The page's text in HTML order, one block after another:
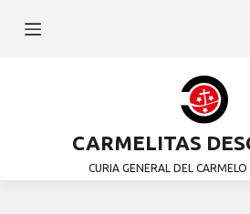
CARMELITAS
CURIA GENERAL DEL